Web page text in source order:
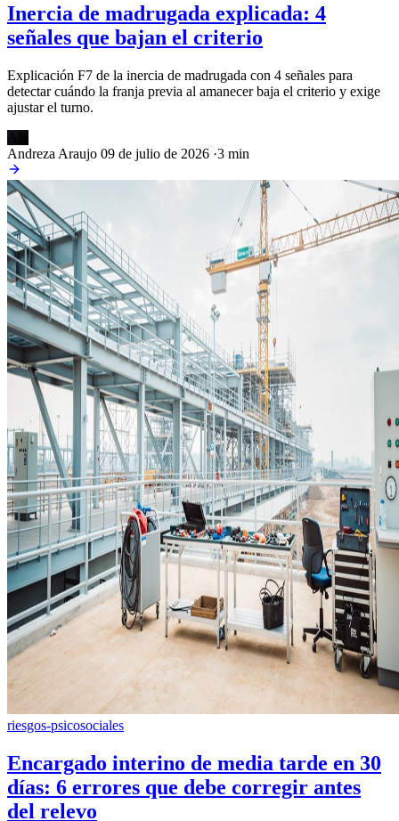
Inercia de madrugada explicada: 4
señales que bajan el criterio
Explicación F7 de la inercia de madrugada con 4 señales para
detectar cuándo la franja previa al amanecer baja el criterio y exige
ajustar el turno.
Andreza Araujo 09 de julio de 2026 ·3 min
riesgos-psicosociales
Encargado interino de media tarde en 30
días: 6 errores que debe corregir antes
del relevo